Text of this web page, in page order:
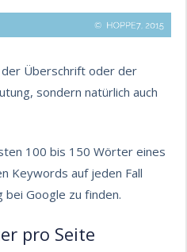
Überschrift oder der
sondern natürlich auch
100 bis 150 Wörter eines
Keywords auf jeden Fall
Google zu finden.
pro Seite